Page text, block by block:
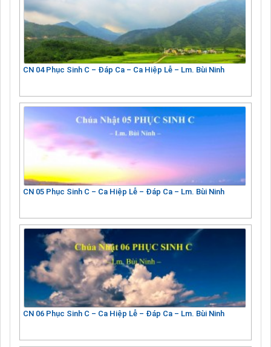
CN 04 Phục Sinh C – Đáp Ca – Ca Hiệp Lễ – Lm. Bùi Ninh
CN 05 Phục Sinh C – Ca Hiệp Lễ – Đáp Ca – Lm. Bùi Ninh
CN 06 Phục Sinh C – Ca Hiệp Lễ – Đáp Ca – Lm. Bùi Ninh